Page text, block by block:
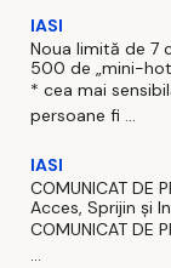
IASI
Noua limită de 7
500 de „mini-
* cea mai
persoane fi ...
IASI
COMUNICAT DE
Acces, Sprijin și
COMUNICAT DE
...